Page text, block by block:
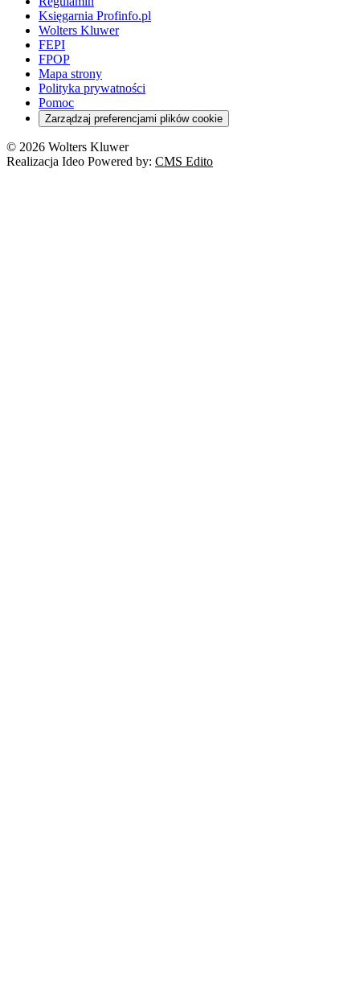
Księgarnia Profinfo.pl
Wolters Kluwer
FEPI
FPOP
Mapa strony
Polityka prywatności
Pomoc
Zarządzaj preferencjami plików cookie
© 2026 Wolters Kluwer
Realizacja Ideo Powered by: CMS Edito